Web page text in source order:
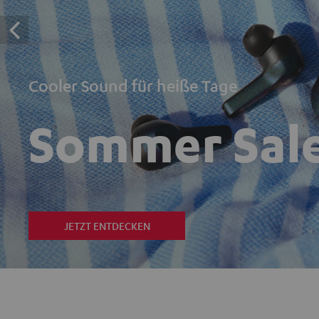
Cooler Sound für heiße Tage
Sommer
JETZT ENTDECKEN